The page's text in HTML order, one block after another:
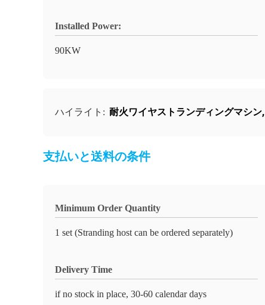
Installed Power:
90KW
ハイライト: 耐火ワイヤストランディングマシン,
支払いと送料の条件
Minimum Order Quantity
1 set (Stranding host can be ordered separately)
Delivery Time
if no stock in place, 30-60 calendar days